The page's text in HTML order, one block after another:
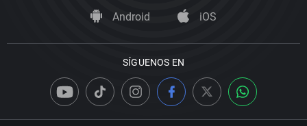
Android iOS
SÍGUENOS EN